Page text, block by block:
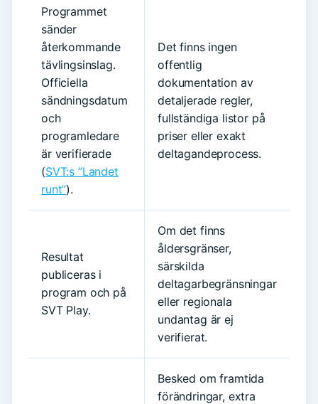
Programmet
sänder
återkommande
tävlingsinslag.
Officiella
sändningsdatum
och
programledare
är verifierade
(SVT:s ”Landet
runt”).
Det finns ingen
offentlig
dokumentation av
detaljerade regler,
fullständiga listor på
priser eller exakt
deltagandeprocess.
Resultat
publiceras i
program och på
SVT Play.
Om det finns
åldersgränser,
särskilda
deltagarbegränsningar
eller regionala
undantag är ej
verifierat.
Besked om framtida
förändringar, extra